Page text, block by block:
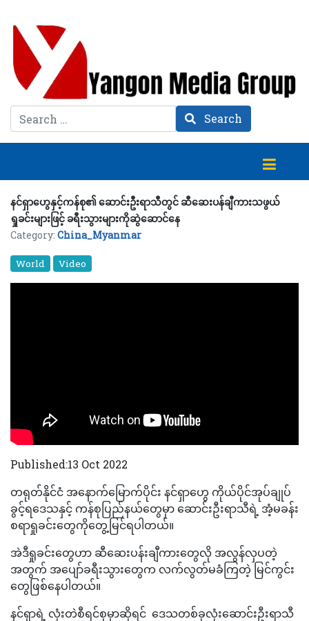
Search Search
နင်ရှာဟွေနှင့်ကန်စု၏ ဆောင်းဦးရာသီတွင် ဆီဆေးပန်ချီကားသဖွယ်
ရှုခင်းများဖြင့် ခရီးသွားများကိုဆွဲဆောင်နေ
Category: China_Myanmar
World Video
Published:13 Oct 2022
တရုတ်နိုင်ငံ အနောက်မြောက်ပိုင်း နင်ရှာဟွေ ကိုယ်ပိုင်အုပ်ချုပ်
ခွင့်ရဒေသနှင့် ကန်စုပြည်နယ်တွေမှာ ဆောင်းဦးရာသီရဲ့ အံ့မခန်း
စရာရှုခင်းတွေကိုတွေ့မြင်ရပါတယ်။
အဲဒီရှုခင်းတွေဟာ ဆီဆေးပန်းချီကားတွေလို အလွန်လှပတဲ့
အတွက် အပျော်ခရီးသွားတွေက လက်လွတ်မခံကြတဲ့ မြင်ကွင်း
တွေဖြစ်နေပါတယ်။
နင်ရှာရဲ့ လုံးတဲစီရင်စုမှာဆိုရင် ဒေသတစ်ခုလုံးဆောင်းဦးရာသီ